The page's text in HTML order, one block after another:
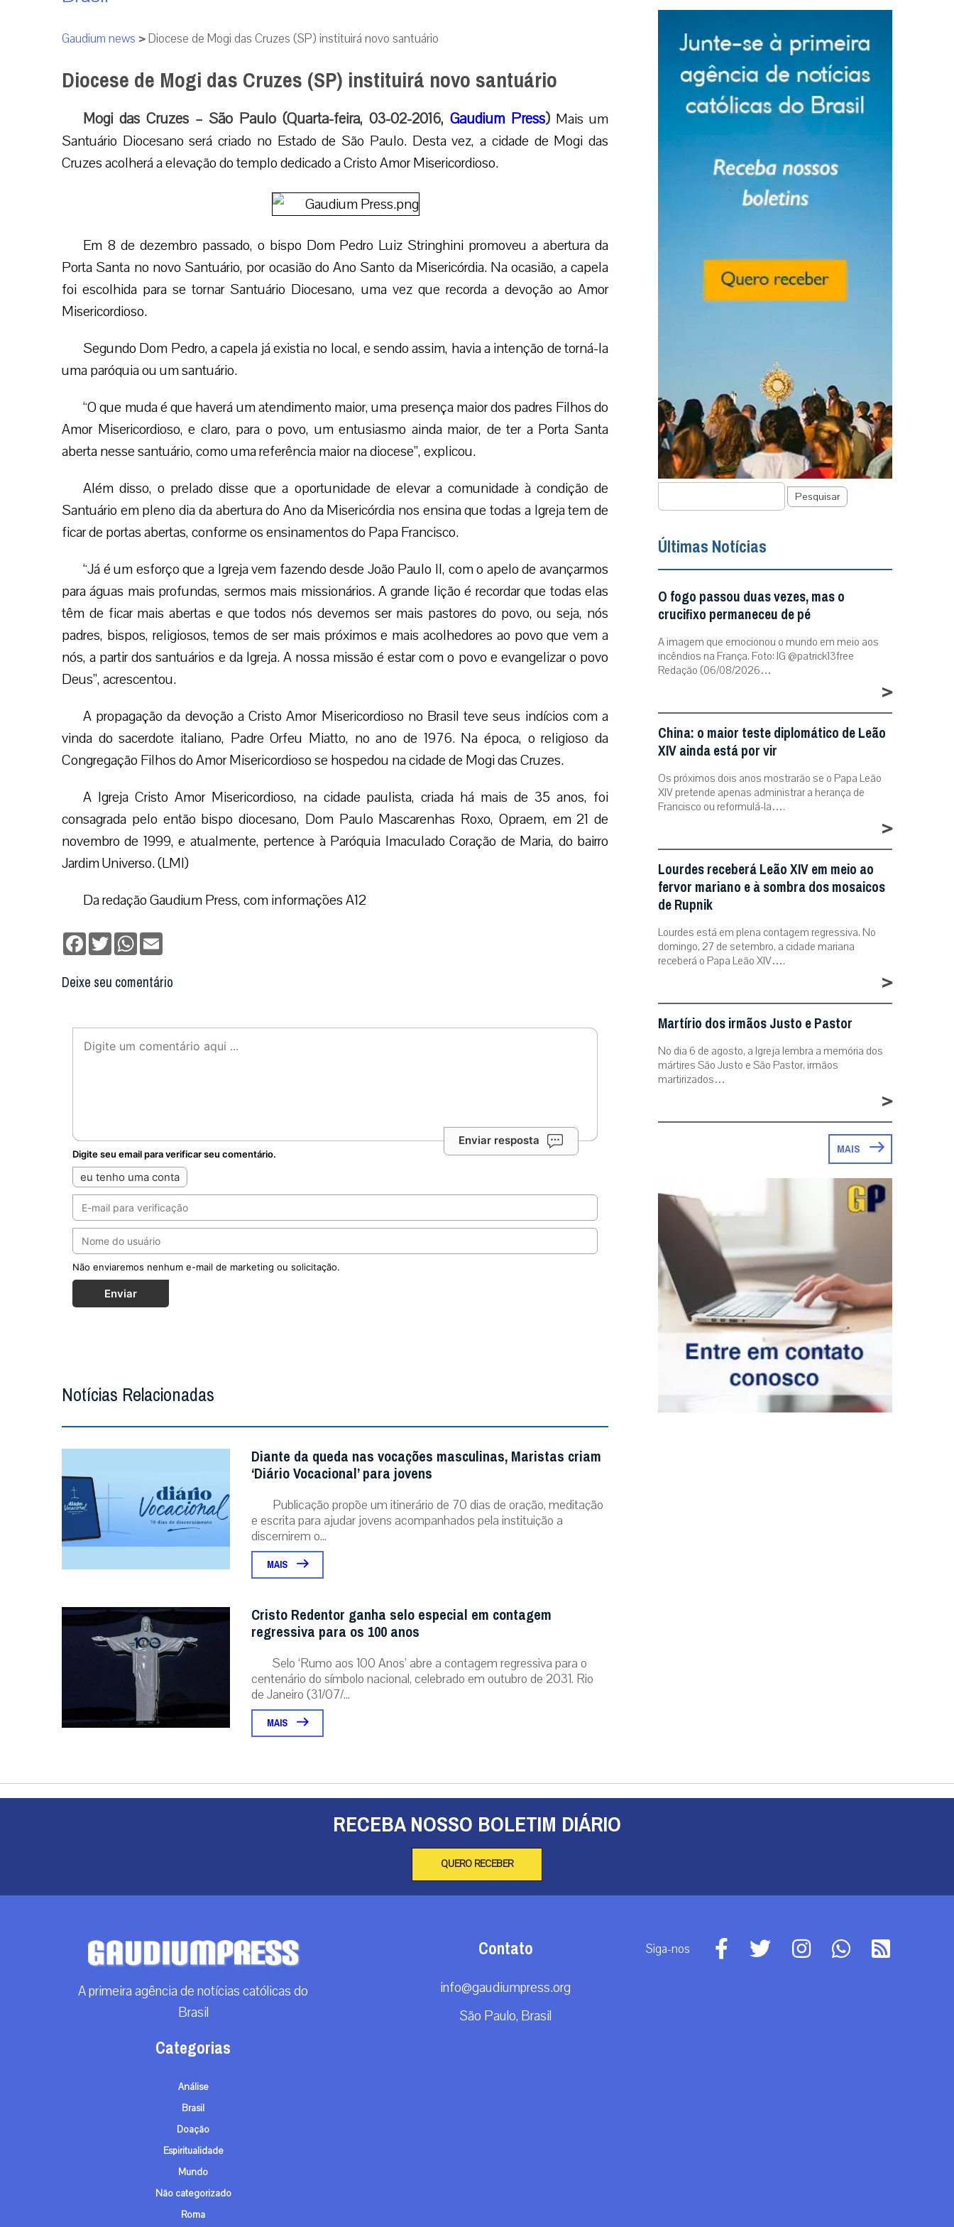
Gaudium news >Diocese de Mogi das Cruzes (SP) instituirá novo santuário
Diocese de Mogi das Cruzes (SP) instituirá novo santuário
Mogi das Cruzes – São Paulo (Quarta-feira, 03-02-2016, Gaudium Press) Mais um
Santuário Diocesano será criado no Estado de São Paulo. Desta vez, a cidade de Mogi das
Cruzes acolherá a elevação do templo dedicado a Cristo Amor Misericordioso.
Em 8 de dezembro passado, o bispo Dom Pedro Luiz Stringhini promoveu a abertura da
Porta Santa no novo Santuário, por ocasião do Ano Santo da Misericórdia. Na ocasião, a capela
foi escolhida para se tornar Santuário Diocesano, uma vez que recorda a devoção ao Amor
Misericordioso.
Segundo Dom Pedro, a capela já existia no local, e sendo assim, havia a intenção de torná-la
uma paróquia ou um santuário.
“O que muda é que haverá um atendimento maior, uma presença maior dos padres Filhos do
Amor Misericordioso, e claro, para o povo, um entusiasmo ainda maior, de ter a Porta Santa
aberta nesse santuário, como uma referência maior na diocese”, explicou.
Além disso, o prelado disse que a oportunidade de elevar a comunidade à condição de
Santuário em pleno dia da abertura do Ano da Misericórdia nos ensina que todas a Igreja tem de
ficar de portas abertas, conforme os ensinamentos do Papa Francisco.
“Já é um esforço que a Igreja vem fazendo desde João Paulo II, com o apelo de avançarmos
para águas mais profundas, sermos mais missionários. A grande lição é recordar que todas elas
têm de ficar mais abertas e que todos nós devemos ser mais pastores do povo, ou seja, nós
padres, bispos, religiosos, temos de ser mais próximos e mais acolhedores ao povo que vem a
nós, a partir dos santuários e da Igreja. A nossa missão é estar com o povo e evangelizar o povo
Deus”, acrescentou.
A propagação da devoção a Cristo Amor Misericordioso no Brasil teve seus indícios com a
vinda do sacerdote italiano, Padre Orfeu Miatto, no ano de 1976. Na época, o religioso da
Congregação Filhos do Amor Misericordioso se hospedou na cidade de Mogi das Cruzes.
A Igreja Cristo Amor Misericordioso, na cidade paulista, criada há mais de 35 anos, foi
consagrada pelo então bispo diocesano, Dom Paulo Mascarenhas Roxo, Opraem, em 21 de
novembro de 1999, e atualmente, pertence à Paróquia Imaculado Coração de Maria, do bairro
Jardim Universo. (LMI)
Da redação Gaudium Press, com informações A12
Facebook
TwitterWhatsApp
Deixe seu comentário
Enviar resposta
Digite seu email para verificar seu comentário.
eu tenho uma conta
Não enviaremos nenhum e-mail de marketing ou solicitação.
Enviar
Notícias Relacionadas
Diante da queda nas vocações masculinas, Maristas criam
‘Diário Vocacional’ para jovens
Publicação propõe um itinerário de 70 dias de oração, meditação
e escrita para ajudar jovens acompanhados pela instituição a
discernirem o...
MAIS
Cristo Redentor ganha selo especial em contagem
regressiva para os 100 anos
Selo ‘Rumo aos 100 Anos’ abre a contagem regressiva para o
centenário do símbolo nacional, celebrado em outubro de 2031. Rio
de Janeiro (31/07/...
MAIS
Pesquisar
Últimas Notícias
O fogo passou duas vezes, mas o
crucifixo permaneceu de pé
A imagem que emocionou o mundo em meio aos
incêndios na França. Foto: IG @patrick13free
Redação (06/08/2026…
>
China: o maior teste diplomático de Leão
XIV ainda está por vir
Os próximos dois anos mostrarão se o Papa Leão
XIV pretende apenas administrar a herança de
Francisco ou reformulá-la….
>
Lourdes receberá Leão XIV em meio ao
fervor mariano e à sombra dos mosaicos
de Rupnik
Lourdes está em plena contagem regressiva. No
domingo, 27 de setembro, a cidade mariana
receberá o Papa Leão XIV….
>
Martírio dos irmãos Justo e Pastor
No dia 6 de agosto, a Igreja lembra a memória dos
mártires São Justo e São Pastor, irmãos
martirizados…
>
MAIS
RECEBA NOSSO BOLETIM DIÁRIO
QUERO RECEBER
A primeira agência de notícias católicas do
Brasil
Categorias
Análise
Brasil
Doação
Espiritualidade
Mundo
Não categorizado
Roma
Contato
info@gaudiumpress.org
São Paulo, Brasil
Siga-nos